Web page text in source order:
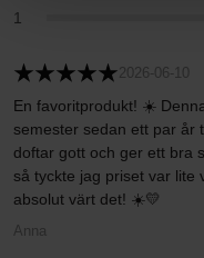
1
2026-06-10
En favoritprodukt! ☀️
semester sedan ett par år
doftar gott och ger ett bra
så tyckte jag priset var lite
absolut värt det! ☀️💛
Anna